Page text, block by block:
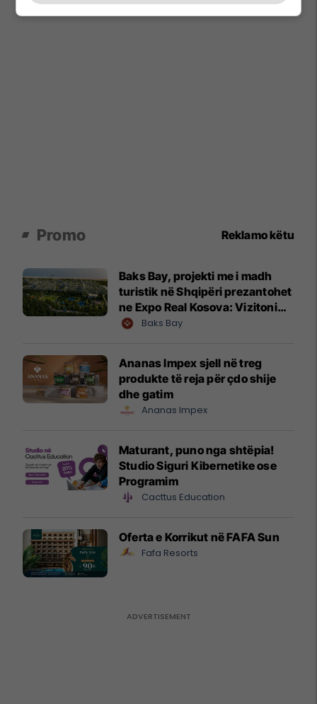
Promo Reklamo këtu
Baks Bay, projekti me i madh
turistik në Shqipëri prezantohet
ne Expo Real Kosova: Vizitoni
shtandin dhe zbuloni
Baks Bay
Ananas Impex sjell në treg
produkte të reja për çdo shije
dhe gatim
Ananas Impex
Maturant, puno nga shtëpia!
Studio Siguri Kibernetike ose
Programim
Cacttus Education
Oferta e Korrikut në FAFA Sun
Fafa Resorts